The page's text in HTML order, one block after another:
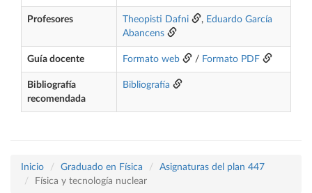
Profesores Theopisti Dafni , Eduardo García
Abancens
Guía docente Formato web / Formato PDF
Bibliografía
recomendada
Bibliografía
Inicio Graduado en Física
Asignaturas del plan 447
Física y tecnología nuclear